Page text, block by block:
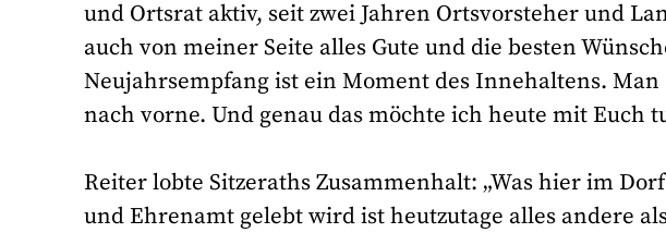
und Ortsrat aktiv, seit zwei Jahren Ortsvorsteher und
auch von meiner Seite alles Gute und die besten
Neujahrsempfang ist ein Moment des Innehaltens.
nach vorne. Und genau das möchte ich heute mit Euch
Reiter lobte Sitzeraths Zusammenhalt: „Was hier im
und Ehrenamt gelebt wird ist heutzutage alles andere